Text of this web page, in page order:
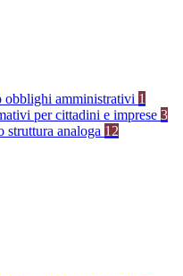
obblighi amministrativi 1
per cittadini e imprese 3
analoga 12